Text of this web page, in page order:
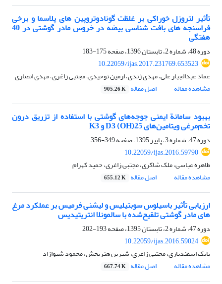
تأثیر لتروزل خوراکی بر غلظت گونادوتروپین های پلاسما و برخی
فراسنجه های بافت شناسی بیضه در خروس مادر گوشتی در 40
هفتگی
دوره 48، شماره 2، تابستان 1396، صفحه
175-183
10.22059/ijas.2017.231769.653523
عماد عبدالجبار علی، مهدی ژندی، ارمین توحیدی، مجتبی زاغری، مهدی انصاری
مشاهده مقاله
اصل مقاله 905.26 K
بهبود سامانة ایمنی جوجه‌های گوشتی با استفاده از تزریق درون
تخم‌مرغی ویتامین‌های 25(OH) D3 و K3
دوره 47، شماره 3، پاییز 1395، صفحه
349-356
10.22059/ijas.2016.59790
طاهره عباسی، ملک شاکری، مجتبی زاغری، حمید کهرام
مشاهده مقاله
اصل مقاله 655.12 K
ارزیابی تأثیر باسیلوس سوبتیلیس و لیشنی فرمیس بر عملکرد مرغ
های مادر گوشتی تلقیح‌شده با سالمونلا انتریتیدیس
دوره 47، شماره 2، تابستان 1395، صفحه
193-202
10.22059/ijas.2016.59024
بابک اسفندیاری، مجتبی زاغری، شیرین هنربخش، محمود شیوازاد
مشاهده مقاله
اصل مقاله 667.74 K